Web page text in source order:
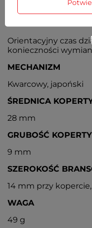
Wskaźnik dnia
Orientacyjny czas
konieczności
MECHANIZM
Kwarcowy, japoński
ŚREDNICA
28 mm
GRUBOŚĆ KOPERTY
9 mm
SZEROKOŚĆ
14 mm przy
WAGA
49 g